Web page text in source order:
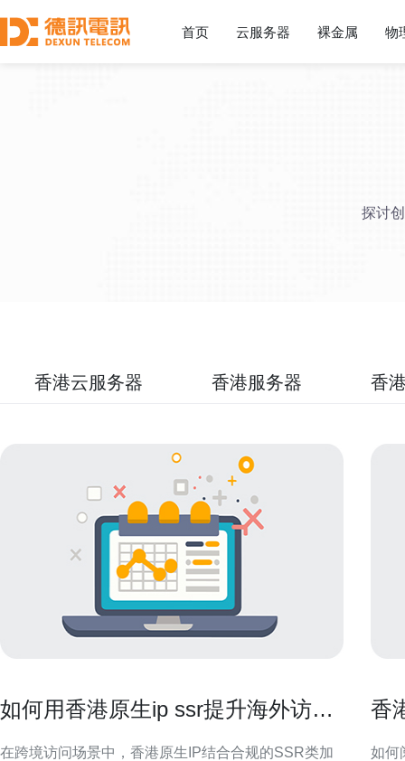
首页 云服务器 裸金属 物
探讨
香港云服务器 香港服务器 香
如何用香港原生ip ssr提升海外访问
在跨境访问场景中，香港原生IP结合合规的SSR类加
香
如何阅